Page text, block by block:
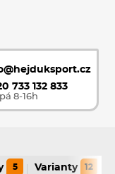
733 132 833
8-16h
5 Varianty 12